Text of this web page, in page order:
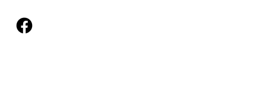
Facebook